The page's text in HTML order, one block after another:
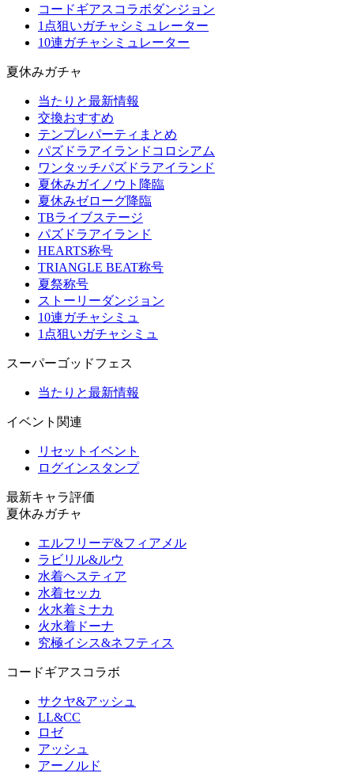
コードギアスコラボダンジョン
1点狙いガチャシミュレーター
10連ガチャシミュレーター
夏休みガチャ
当たりと最新情報
交換おすすめ
テンプレパーティまとめ
パズドラアイランドコロシアム
ワンタッチパズドラアイランド
夏休みガイノウト降臨
夏休みゼローグ降臨
TBライブステージ
パズドラアイランド
HEARTS称号
TRIANGLE BEAT称号
夏祭称号
ストーリーダンジョン
10連ガチャシミュ
1点狙いガチャシミュ
スーパーゴッドフェス
当たりと最新情報
イベント関連
リセットイベント
ログインスタンプ
最新キャラ評価
夏休みガチャ
エルフリーデ&フィアメル
ラビリル&ルウ
水着ヘスティア
水着セッカ
火水着ミナカ
火水着ドーナ
究極イシス&ネフティス
コードギアスコラボ
サクヤ&アッシュ
LL&CC
ロゼ
アッシュ
アーノルド